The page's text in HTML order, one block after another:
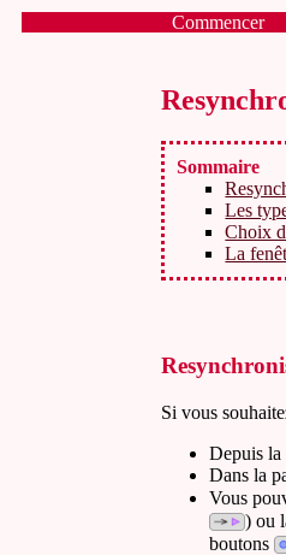
Commencer
Sommaire
Les
Choix
La
Si vous
Depuis la
Dans la
Vous
) ou
boutons